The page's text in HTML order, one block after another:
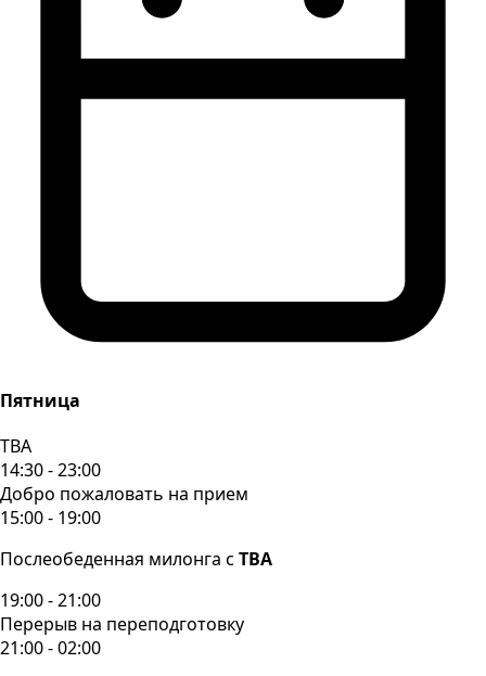
Пятница
TBA
14:30 - 23:00
Добро пожаловать на прием
15:00 - 19:00
Послеобеденная милонга с TBA
19:00 - 21:00
Перерыв на переподготовку
21:00 - 02:00